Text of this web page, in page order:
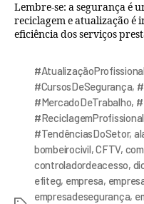
Lembre-se: a segurança é
reciclagem e atualização é
eficiência dos serviços
#AtualizaçãoProfissional
#CursosDeSegurança,
#MercadoDeTrabalho,
#ReciclagemProfissional
#TendênciasDoSetor,
bombeirocivil,CFTV,
controladordeacesso,
efiteg, empresa,
empresadesegurança,